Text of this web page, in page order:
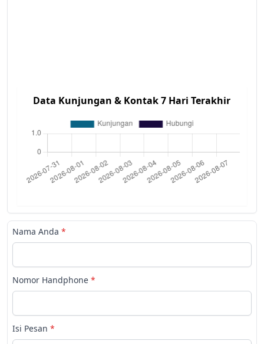
Data Kunjungan & Kontak 7 Hari Terakhir
Nama Anda *
Nomor Handphone *
Isi Pesan *